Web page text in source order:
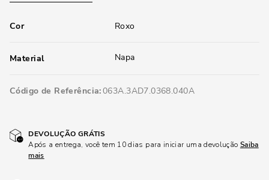
Cor Roxo
Material Napa
Código de Referência 063A.3AD7.0368.040A
DEVOLUÇÃO GRÁTIS
Após a entrega, você tem 10 dias para iniciar uma devolução Saiba
mais